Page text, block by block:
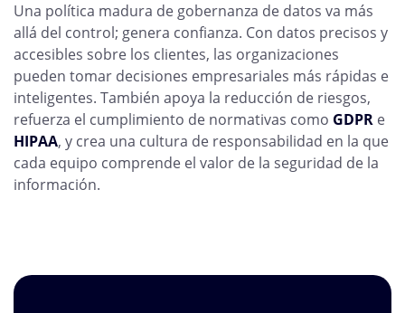
Una política madura de gobernanza de datos va más
allá del control; genera confianza. Con datos precisos y
accesibles sobre los clientes, las organizaciones
pueden tomar decisiones empresariales más rápidas e
inteligentes. También apoya la reducción de riesgos,
refuerza el cumplimiento de normativas como GDPR e
HIPAA, y crea una cultura de responsabilidad en la que
cada equipo comprende el valor de la seguridad de la
información.